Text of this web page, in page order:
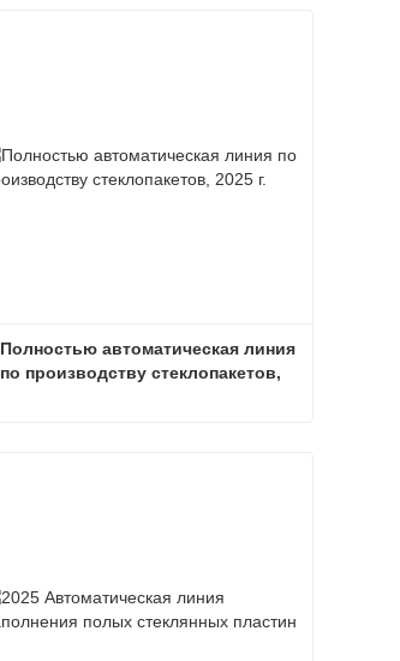
Полностью автоматическая линия
по производству стеклопакетов,